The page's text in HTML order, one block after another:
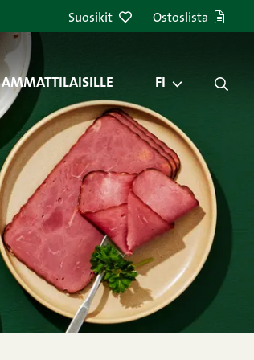
Suosikit Ostoslista
AMMATTILAISILLE FI